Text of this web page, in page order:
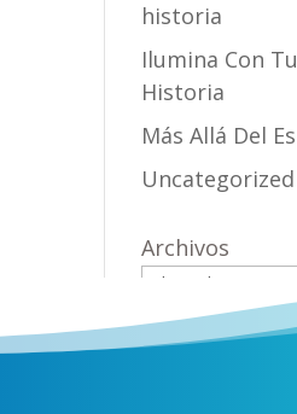
historia
Ilumina Con Tu
Historia
Más Allá Del
Uncategorized
Archivos